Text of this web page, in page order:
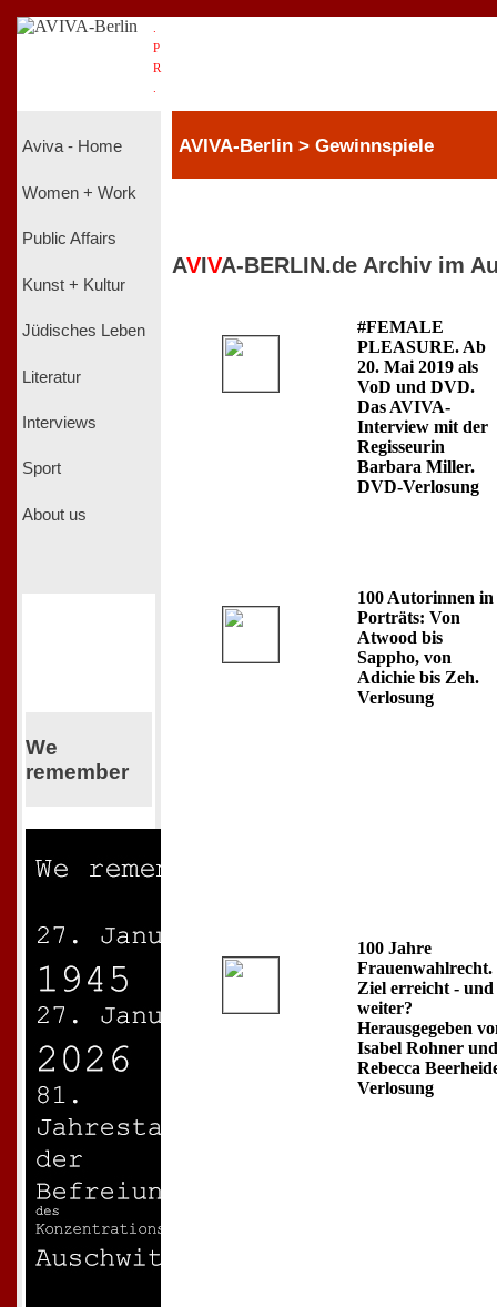
P
R
Aviva - Home
Women + Work
Public Affairs
Kunst + Kultur
Jüdisches Leben
Literatur
Interviews
Sport
About us
We
remember
AVIVA-Berlin > Gewinnspiele
AVIVA-BERLIN.de Archiv im
#FEMALE
PLEASURE. Ab
20. Mai 2019 als
VoD und DVD.
Das AVIVA-
Interview mit der
Regisseurin
Barbara Miller.
DVD-Verlosung
100 Autorinnen in
Porträts: Von
Atwood bis
Sappho, von
Adichie bis Zeh.
Verlosung
100 Jahre
Frauenwahlrecht.
Ziel erreicht - und
weiter?
Herausgegeben
Isabel Rohner und
Rebecca
Verlosung